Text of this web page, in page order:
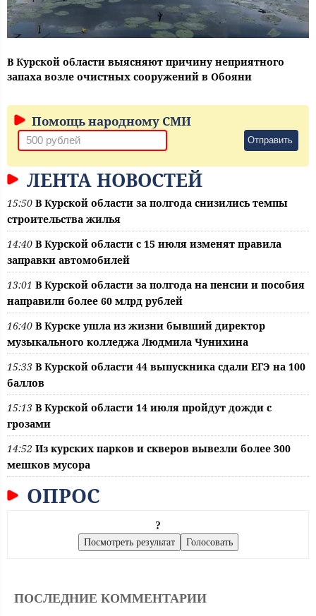
В Курской области выясняют причину неприятного
запаха возле очистных сооружений в Обояни
Помощь народному СМИ
Отправить
ЛЕНТА НОВОСТЕЙ
15:50 В Курской области за полгода снизились темпы
строительства жилья
14:40 В Курской области с 15 июля изменят правила
заправки автомобилей
13:01 В Курской области за полгода на пенсии и пособия
направили более 60 млрд рублей
16:40 В Курске ушла из жизни бывший директор
музыкального колледжа Людмила Чунихина
15:33 В Курской области 44 выпускника сдали ЕГЭ на 100
баллов
15:13 В Курской области 14 июля пройдут дожди с
грозами
14:52 Из курских парков и скверов вывезли более 300
мешков мусора
ОПРОС
?
ПОСЛЕДНИЕ КОММЕНТАРИИ